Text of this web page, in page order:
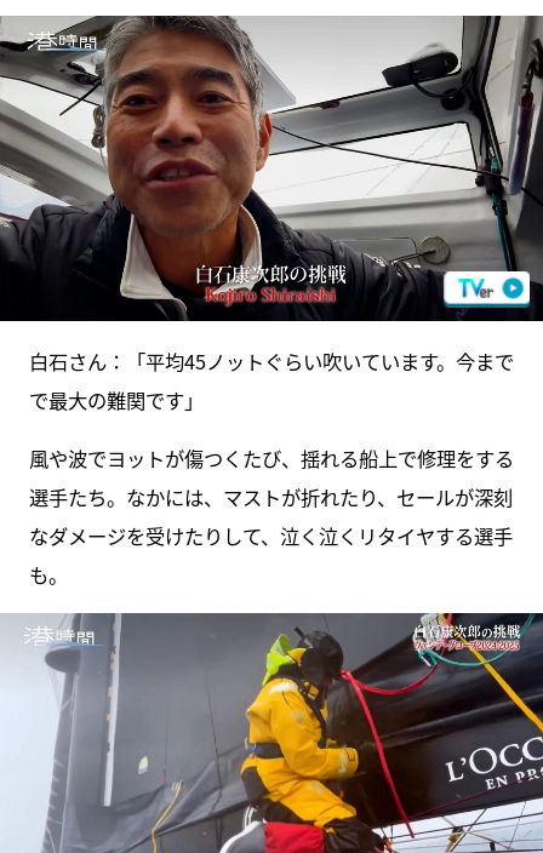
白石さん：「平均45ノットぐらい吹いています。今まで
で最大の難関です」
風や波でヨットが傷つくたび、揺れる船上で修理をする
選手たち。なかには、マストが折れたり、セールが深刻
なダメージを受けたりして、泣く泣くリタイヤする選手
も。